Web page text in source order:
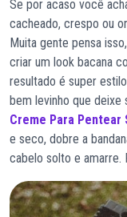
Se por acaso você
cacheado, crespo ou
Muita gente pensa
criar um look bacana
resultado é super
bem levinho que
Creme Para Pentear
e seco, dobre a
cabelo solto e amarre.